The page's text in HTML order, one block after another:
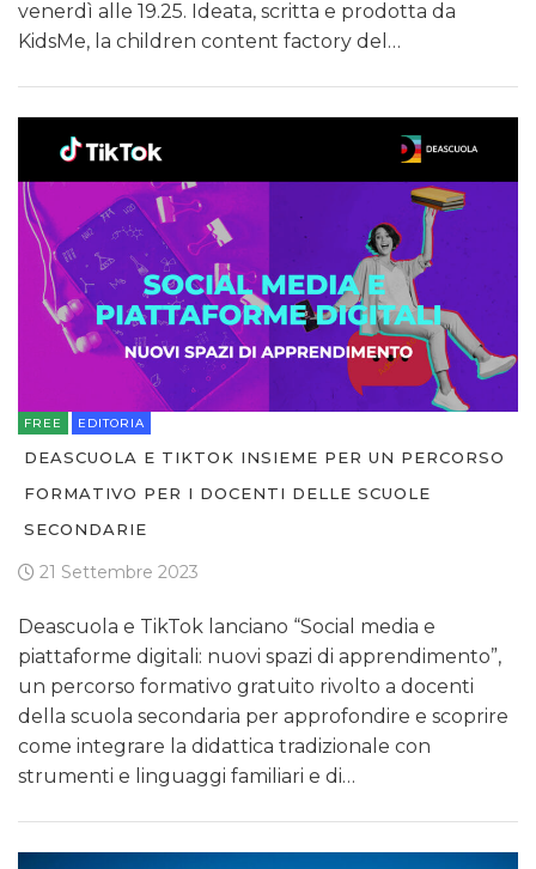
venerdì alle 19.25. Ideata, scritta e prodotta da
KidsMe, la children content factory del…
FREE EDITORIA
DEASCUOLA E TIKTOK INSIEME PER UN PERCORSO
FORMATIVO PER I DOCENTI DELLE SCUOLE
SECONDARIE
21 Settembre 2023
Deascuola e TikTok lanciano “Social media e
piattaforme digitali: nuovi spazi di apprendimento”,
un percorso formativo gratuito rivolto a docenti
della scuola secondaria per approfondire e scoprire
come integrare la didattica tradizionale con
strumenti e linguaggi familiari e di…